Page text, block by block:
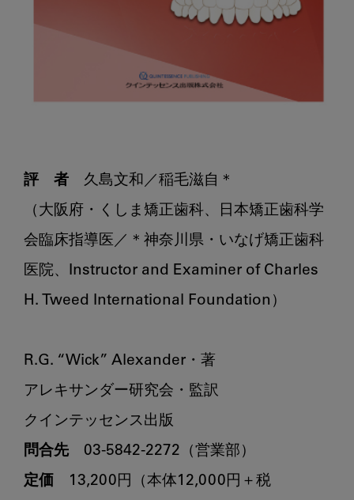
評　者 久島文和／稲毛滋自＊
（大阪府・くしま矯正歯科、日本矯正歯科学
会臨床指導医／＊神奈川県・いなげ矯正歯科
医院、Instructor and Examiner of Charles
H. Tweed International Foundation）
R.G. “Wick” Alexander・著
アレキサンダー研究会・監訳
問合先
定価 13,200円（本体12,000円＋税